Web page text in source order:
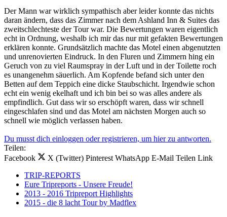
Der Mann war wirklich sympathisch aber leider konnte das nichts
daran ändern, dass das Zimmer nach dem Ashland Inn & Suites das
zweitschlechteste der Tour war. Die Bewertungen waren eigentlich
echt in Ordnung, weshalb ich mir das nur mit gefakten Bewertungen
erklären konnte. Grundsätzlich machte das Motel einen abgenutzten
und unrenovierten Eindruck. In den Fluren und Zimmern hing ein
Geruch von zu viel Raumspray in der Luft und in der Toilette roch
es unangenehm säuerlich. Am Kopfende befand sich unter den
Betten auf dem Teppich eine dicke Staubschicht. Irgendwie schon
echt ein wenig ekelhaft und ich bin bei so was alles andere als
empfindlich. Gut dass wir so erschöpft waren, dass wir schnell
eingeschlafen sind und das Motel am nächsten Morgen auch so
schnell wie möglich verlassen haben.
Du musst dich einloggen oder registrieren, um hier zu antworten.
Teilen:
Facebook
X (Twitter) Pinterest WhatsApp E-Mail Teilen Link
TRIP-REPORTS
Eure Tripreports - Unsere Freude!
2013 - 2016 Tripreport Highlights
2015 - die 8 lacht Tour by Madflex